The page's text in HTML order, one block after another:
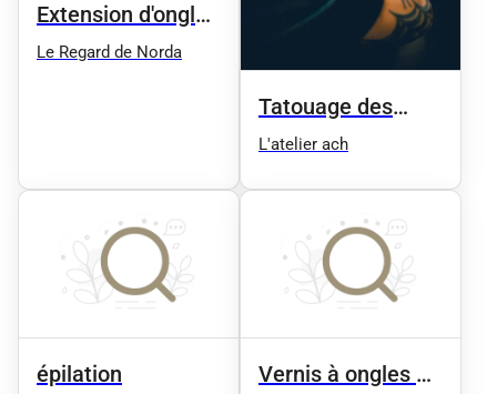
Extension d'ongle
en gel
Le Regard de Norda
Tatouage des
sourcils
L'atelier ach
épilation
Vernis à ongles en